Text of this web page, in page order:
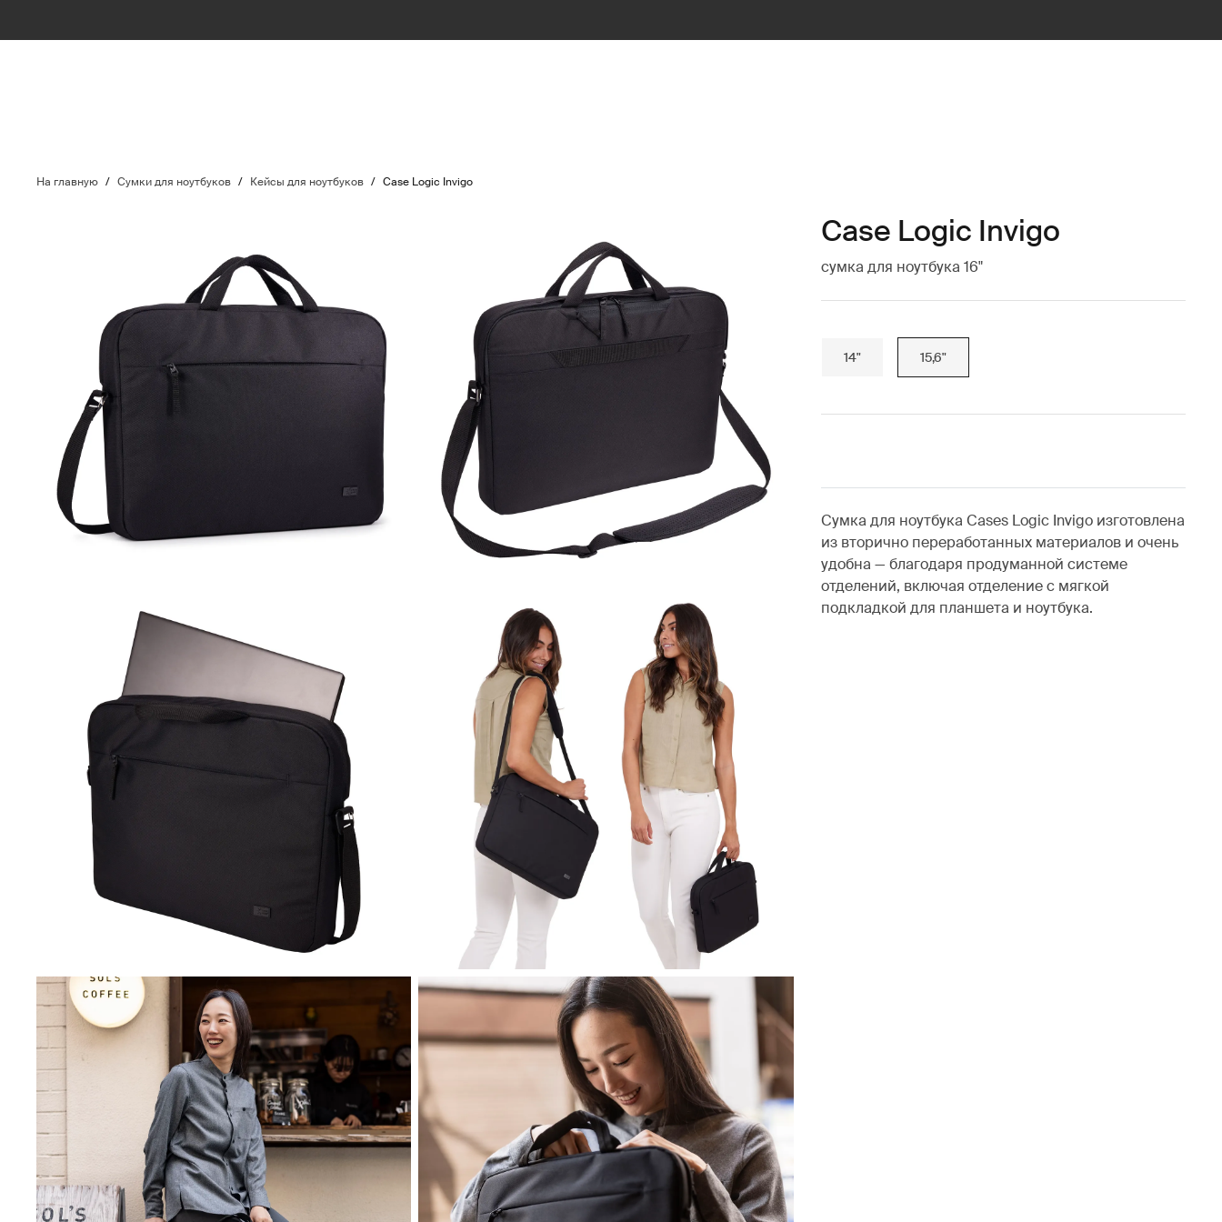
На главную / Сумки для ноутбуков / Кейсы для ноутбуков / Case Logic Invigo
Case Logic Invigo
сумка для ноутбука 16"
14" 15,6"
Сумка для ноутбука Cases Logic Invigo изготовлена
из вторично переработанных материалов и очень
удобна — благодаря продуманной системе
отделений, включая отделение с мягкой
подкладкой для планшета и ноутбука.